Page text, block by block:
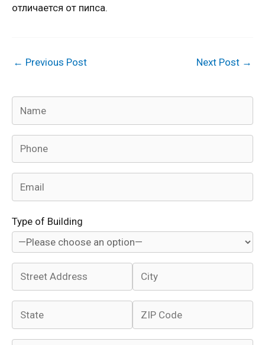
отличается от пипса.
← Previous Post Next Post →
Type of Building